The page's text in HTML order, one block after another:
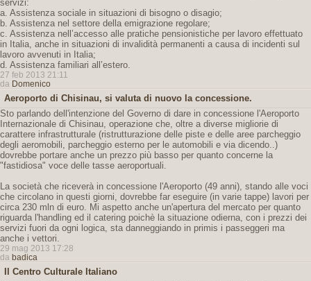
servizi:
a. Assistenza sociale in situazioni di bisogno o disagio;
b. Assistenza nel settore della emigrazione regolare;
c. Assistenza nell’accesso alle pratiche pensionistiche per lavoro effettuato
in Italia, anche in situazioni di invalidità permanenti a causa di incidenti sul
lavoro avvenuti in Italia;
d. Assistenza familiari all’estero.
27 feb 2013 21:11
da Domenico
Aeroporto di Chisinau, si valuta di nuovo la concessione.
Sto parlando dell'intenzione del Governo di dare in concessione l'Aeroporto
Internazionale di Chisinau, operazione che, oltre a diverse migliorie di
carattere infrastrutturale (ristrutturazione delle piste e delle aree parcheggio
degli aeromobili, parcheggio esterno per le automobili e via dicendo..)
dovrebbe portare anche un prezzo più basso per quanto concerne la
"fastidiosa" voce delle tasse aeroportuali.
La società che riceverà in concessione l'Aeroporto (49 anni), stando alle voci
che circolano in questi giorni, dovrebbe far eseguire (in varie tappe) lavori per
circa 230 mln di euro. Mi aspetto anche un'apertura del mercato per quanto
riguarda l'handling ed il catering poichè la situazione odierna, con i prezzi dei
servizi fuori da ogni logica, sta danneggiando in primis i passeggeri ma
anche i vettori.
29 mag 2013 17:28
da badica
Il Centro Culturale Italiano